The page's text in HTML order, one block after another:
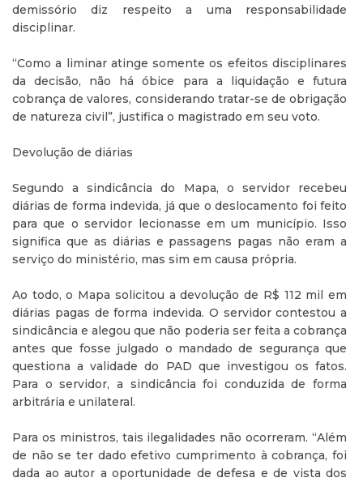
demissório diz respeito a uma responsabilidade
disciplinar.
“Como a liminar atinge somente os efeitos disciplinares
da decisão, não há óbice para a liquidação e futura
cobrança de valores, considerando tratar-se de obrigação
de natureza civil”, justifica o magistrado em seu voto.
Devolução de diárias
Segundo a sindicância do Mapa, o servidor recebeu
diárias de forma indevida, já que o deslocamento foi feito
para que o servidor lecionasse em um município. Isso
significa que as diárias e passagens pagas não eram a
serviço do ministério, mas sim em causa própria.
Ao todo, o Mapa solicitou a devolução de R$ 112 mil em
diárias pagas de forma indevida. O servidor contestou a
sindicância e alegou que não poderia ser feita a cobrança
antes que fosse julgado o mandado de segurança que
questiona a validade do PAD que investigou os fatos.
Para o servidor, a sindicância foi conduzida de forma
arbitrária e unilateral.
Para os ministros, tais ilegalidades não ocorreram. “Além
de não se ter dado efetivo cumprimento à cobrança, foi
dada ao autor a oportunidade de defesa e de vista dos